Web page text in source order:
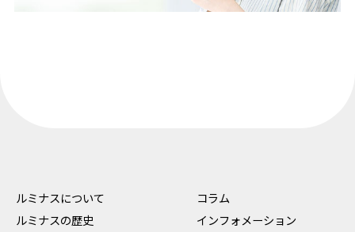
ルミナスについて
ルミナスの歴史
コラム
インフォメーション